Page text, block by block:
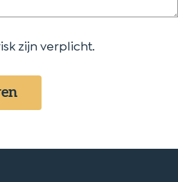
zijn verplicht.